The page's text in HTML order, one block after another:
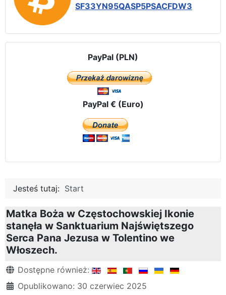
SF33YN95QASP5PSACFDW3
PayPal (PLN)
PayPal € (Euro)
Jesteś tutaj: Start
Matka Boża w Częstochowskiej Ikonie
stanęła w Sanktuarium Najświętszego
Serca Pana Jezusa w Tolentino we
Włoszech.
Szczegóły
Dostępne również:
Opublikowano: 30 czerwiec 2025